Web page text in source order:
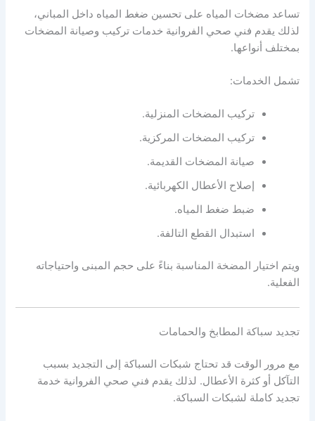
تساعد مضخات المياه على تحسين ضغط المياه داخل المباني،
لذلك يقدم فني صحي الفروانية خدمات تركيب وصيانة المضخات
بمختلف أنواعها.
تشمل الخدمات:
تركيب المضخات المنزلية.
تركيب المضخات المركزية.
صيانة المضخات القديمة.
إصلاح الأعطال الكهربائية.
ضبط ضغط المياه.
استبدال القطع التالفة.
ويتم اختيار المضخة المناسبة بناءً على حجم المبنى واحتياجاته
الفعلية.
تجديد سباكة المطابخ والحمامات
مع مرور الوقت قد تحتاج شبكات السباكة إلى التجديد بسبب
التآكل أو كثرة الأعطال. لذلك يقدم فني صحي الفروانية خدمة
تجديد كاملة لشبكات السباكة.